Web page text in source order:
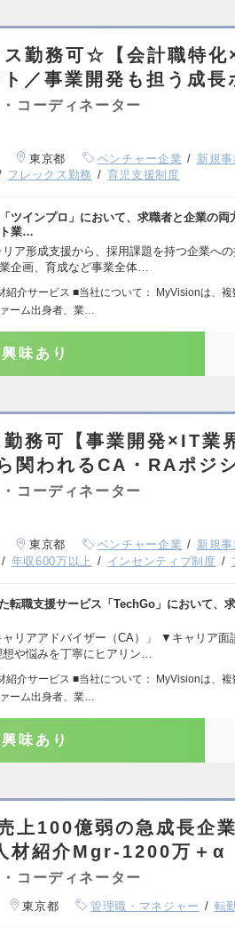
勤務可☆【会計職特化
／事業開発も担う成長
コーディネーター
東京都 ベンチャー企業 新規
フレックス勤務 育児支援制度
ツインプロ」において、求職者と企業の両
ト業…
リア形成支援から、採用課題を持つ企業への
企画、育成など事業全体…
紹介サービス ■当社について： MyVisionは、複
ーム出身者、業…
興味あり
勤務可【事業開発×IT業
関われるCA・RAポジ
コーディネーター
東京都 ベンチャー企業 新規
年収600万以上 インセンティブ制度
転職支援サービス「TechGo」において、
ャリアアドバイザー（CA）」 ▼キャリア面
や悩みを丁寧にヒアリン…
紹介サービス ■当社について： MyVisionは、複
ーム出身者、業…
興味あり
上100億弱の急成長企
材紹介Mgr-1200万＋α
コーディネーター
東京都 管理職・マネジャー 転